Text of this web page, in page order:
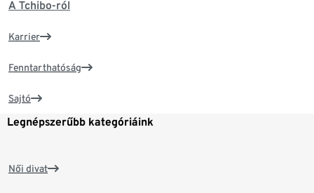
A Tchibo-ról
Karrier
Fenntarthatóság
Sajtó
Legnépszerűbb kategóriáink
Női divat